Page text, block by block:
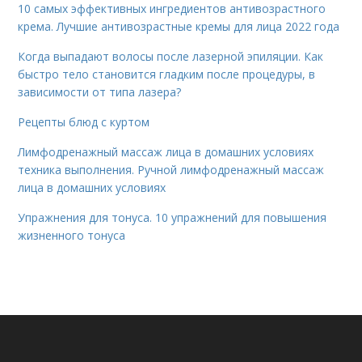
10 самых эффективных ингредиентов антивозрастного
крема. Лучшие антивозрастные кремы для лица 2022 года
Когда выпадают волосы после лазерной эпиляции. Как
быстро тело становится гладким после процедуры, в
зависимости от типа лазера?
Рецепты блюд с куртом
Лимфодренажный массаж лица в домашних условиях
техника выполнения. Ручной лимфодренажный массаж
лица в домашних условиях
Упражнения для тонуса. 10 упражнений для повышения
жизненного тонуса